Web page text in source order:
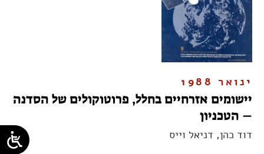
ינואר 1988
יישומים אזרחיים בחלל, פרוטוקולים של הסדנה
– הטכניון
דוד כהן, דניאל וייס